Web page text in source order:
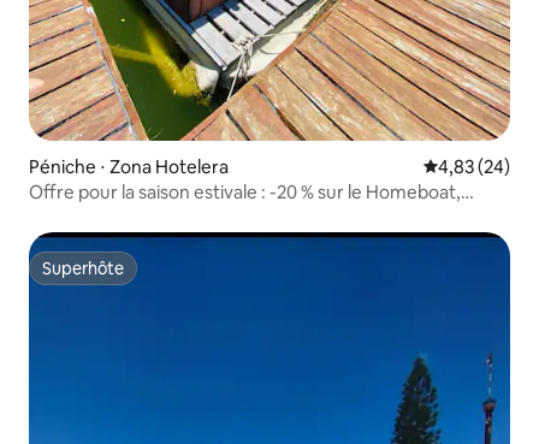
Péniche ⋅ Zona Hotelera Évaluation
4,83 (24)
Offre pour la saison estivale : -20 % sur le Homeboat,
Superhôte
Superhôte